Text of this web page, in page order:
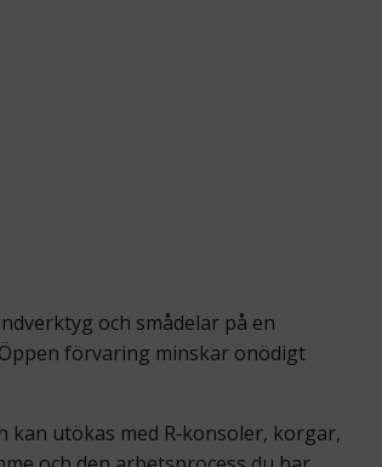
och smådelar på en
förvaring minskar onödigt
utökas med R‑konsoler, korgar,